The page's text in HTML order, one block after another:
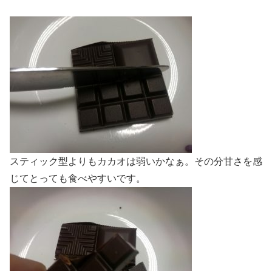
スティック型よりもカカオは弱いかなぁ。その分甘さを感
じてとっても食べやすいです。